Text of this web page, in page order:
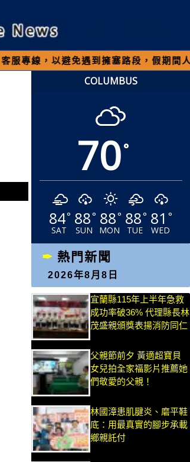
避免遇到擁塞路段，假期間人車多
COLUMBUS
70°
84°
SAT
88°
SUN
88°
MON
88°
TUE
81 °
WED
熱門新聞
2026年8月8日
宜蘭縣115年上半年急救
成功率破36% 代理縣長林
茂盛親頒獎表揚消防同仁
父親節前夕 黃適超寶貝
女兒拍全家福影片推薦她
們敬愛的父親！
林國漳患肌腱炎、磨平鞋
底：用最真實的腳步承載
鄉親託付